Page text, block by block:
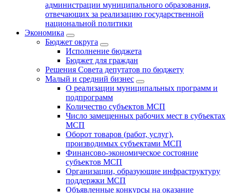
администрации муниципального образования,
отвечающих за реализацию государственной
национальной политики
Экономика
Бюджет округa
Исполнение бюджета
Бюджет для граждан
Решения Совета депутатов по бюджету
Малый и средний бизнес
О реализации муниципальных программ и
подпрограмм
Количество субъектов МСП
Число замещенных рабочих мест в субъектах
МСП
Оборот товаров (работ, услуг),
производимых субъектами МСП
Финансово-экономическое состояние
субъектов МСП
Организации, образующие инфраструктуру
поддержки МСП
Объявленные конкурсы на оказание